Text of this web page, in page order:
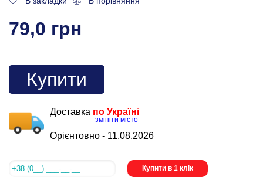
79,0 грн
Купити
Доставка по Україні
змініти місто
Орієнтовно - 11.08.2026
Купити в 1 клік